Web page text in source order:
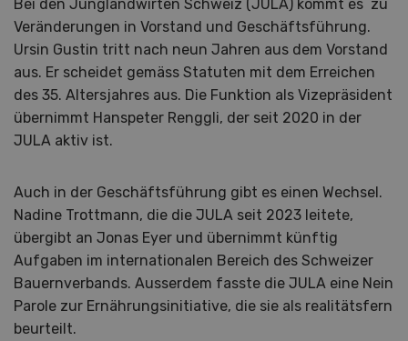
Bei den Junglandwirten Schweiz (JULA) kommt es zu
Veränderungen in Vorstand und Geschäftsführung.
Ursin Gustin tritt nach neun Jahren aus dem Vorstand
aus. Er scheidet gemäss Statuten mit dem Erreichen
des 35. Altersjahres aus. Die Funktion als Vizepräsident
übernimmt Hanspeter Renggli, der seit 2020 in der
JULA aktiv ist.
Auch in der Geschäftsführung gibt es einen Wechsel.
Nadine Trottmann, die die JULA seit 2023 leitete,
übergibt an Jonas Eyer und übernimmt künftig
Aufgaben im internationalen Bereich des Schweizer
Bauernverbands. Ausserdem fasste die JULA eine Nein
Parole zur Ernährungsinitiative, die sie als realitätsfern
beurteilt.